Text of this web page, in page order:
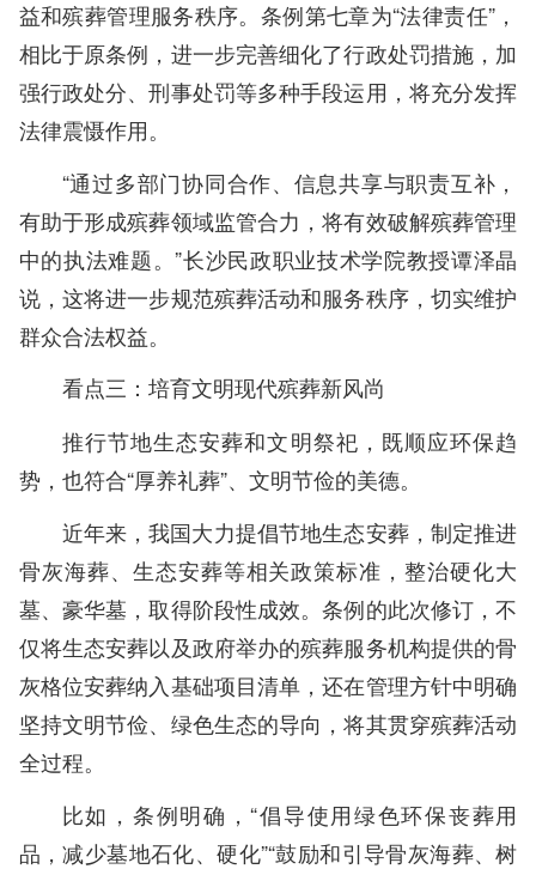
益和殡葬管理服务秩序。条例第七章为“法律责任”，
相比于原条例，进一步完善细化了行政处罚措施，加
强行政处分、刑事处罚等多种手段运用，将充分发挥
法律震慑作用。
“通过多部门协同合作、信息共享与职责互补，
有助于形成殡葬领域监管合力，将有效破解殡葬管理
中的执法难题。”长沙民政职业技术学院教授谭泽晶
说，这将进一步规范殡葬活动和服务秩序，切实维护
群众合法权益。
看点三：培育文明现代殡葬新风尚
推行节地生态安葬和文明祭祀，既顺应环保趋
势，也符合“厚养礼葬”、文明节俭的美德。
近年来，我国大力提倡节地生态安葬，制定推进
骨灰海葬、生态安葬等相关政策标准，整治硬化大
墓、豪华墓，取得阶段性成效。条例的此次修订，不
仅将生态安葬以及政府举办的殡葬服务机构提供的骨
灰格位安葬纳入基础项目清单，还在管理方针中明确
坚持文明节俭、绿色生态的导向，将其贯穿殡葬活动
全过程。
比如，条例明确，“倡导使用绿色环保丧葬用
品，减少墓地石化、硬化”“鼓励和引导骨灰海葬、树